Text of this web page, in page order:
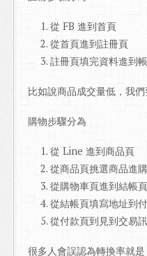
從 FB 進到首頁
從首頁進到註冊頁
註冊頁填完資料進到
比如說商品成交量低，我
購物步驟分為
從 Line 進到商品頁
從商品頁挑選商品進
從購物車頁進到結帳頁
從結帳頁填寫地址到
從付款頁到見到交易
很多人會誤認為轉換率就